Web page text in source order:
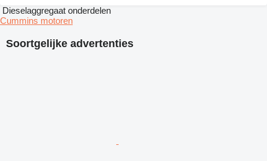
Soortgelijke advertenties
Dieselaggregaat onderdelen
Cummins motoren